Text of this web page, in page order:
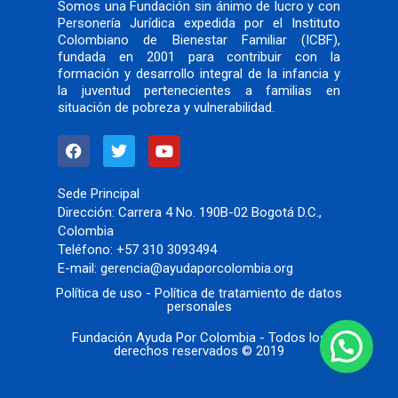
Somos una Fundación sin ánimo de lucro y con
Personería Jurídica expedida por el Instituto
Colombiano de Bienestar Familiar (ICBF),
fundada en 2001 para contribuir con la
formación y desarrollo integral de la infancia y
la juventud pertenecientes a familias en
situación de pobreza y vulnerabilidad.
F
a
e
b
o
o
k
T
w
t
t
e
Y
o
u
b
Sede Principal
Dirección: Carrera 4 No. 190B-02 Bogotá D.C.,
Colombia
Teléfono: +57 310 3093494
E-mail: gerencia@ayudaporcolombia.org
Política de uso - Política de tratamiento de datos
personales
Fundación Ayuda Por Colombia - Todos los
derechos reservados © 2019